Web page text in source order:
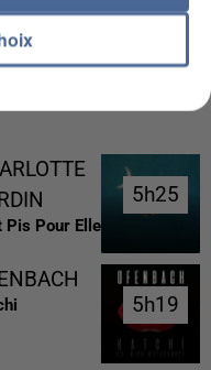
Pis Pour Elle
5h25
5h25
5h19
5h19